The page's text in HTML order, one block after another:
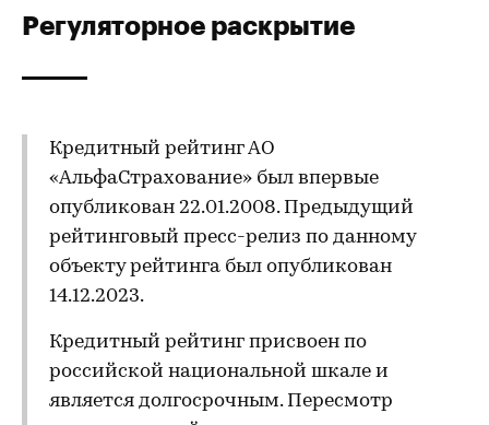
Регуляторное раскрытие
Кредитный рейтинг АО
«АльфаСтрахование» был впервые
опубликован 22.01.2008. Предыдущий
рейтинговый пресс-релиз по данному
объекту рейтинга был опубликован
14.12.2023.
Кредитный рейтинг присвоен по
российской национальной шкале и
является долгосрочным. Пересмотр